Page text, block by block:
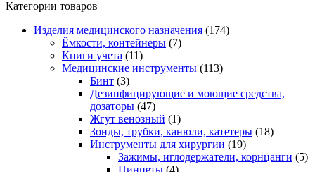
Категории товаров
Изделия медицинского назначения (174)
Ёмкости, контейнеры (7)
Книги учета (11)
Медицинские инструменты (113)
Бинт (3)
Дезинфицирующие и моющие средства,
дозаторы (47)
Жгут венозный (1)
Зонды, трубки, канюли, катетеры (18)
Инструменты для хирургии (19)
Зажимы, иглодержатели, корнцанги (5)